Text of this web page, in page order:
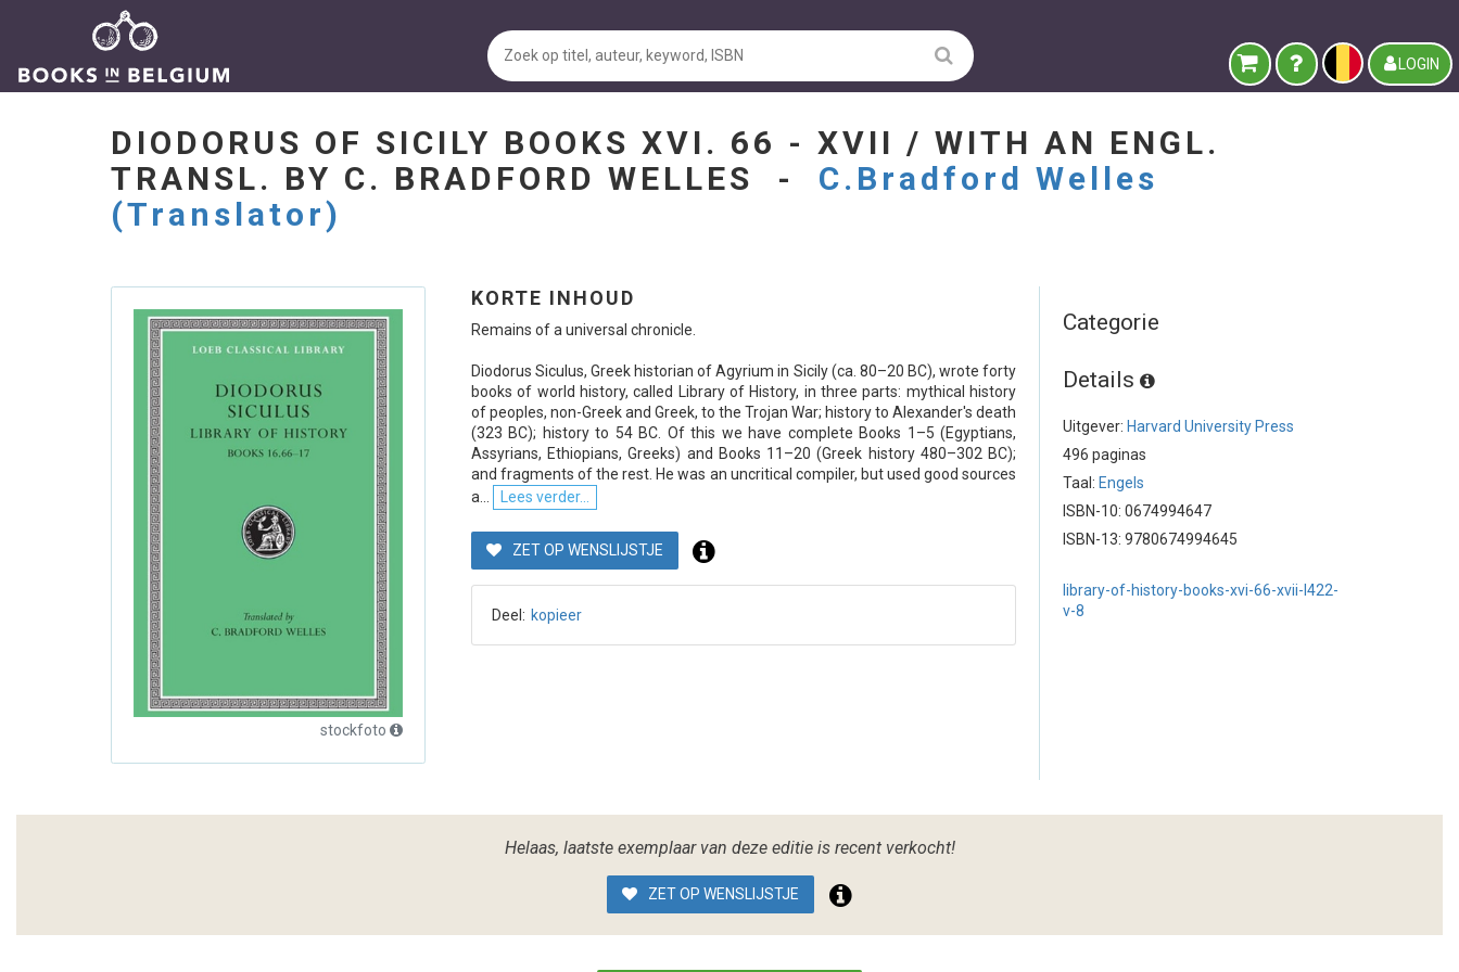
LOGIN
DIODORUS OF SICILY BOOKS XVI. 66 - XVII / WITH AN ENGL.
TRANSL. BY C. BRADFORD WELLES - C.Bradford Welles
(Translator)
stockfoto
KORTE INHOUD
Remains of a universal chronicle.
Diodorus Siculus, Greek historian of Agyrium in Sicily (ca. 80–20 BC), wrote forty
books of world history, called Library of History, in three parts: mythical history
of peoples, non-Greek and Greek, to the Trojan War; history to Alexander's death
(323 BC); history to 54 BC. Of this we have complete Books 1–5 (Egyptians,
Assyrians, Ethiopians, Greeks) and Books 11–20 (Greek history 480–302 BC);
and fragments of the rest. He was an uncritical compiler, but used good sources
a...
Lees verder...
ZET OP WENSLIJSTJE
Deel: kopieer
Categorie
Details
Uitgever: Harvard University Press
496 paginas
Taal: Engels
ISBN-10: 0674994647
ISBN-13: 9780674994645
library-of-history-books-xvi-66-xvii-l422-
v-8
Helaas, laatste exemplaar van deze editie is recent verkocht!
ZET OP WENSLIJSTJE